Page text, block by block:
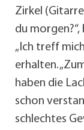
Zirkel
du
„Ich treff
erhalten.
haben die
schon
schlechtes